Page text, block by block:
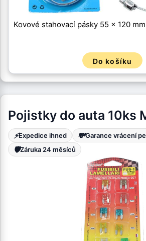
Kovové stahovací pásky 55 x 120
Do košíku
Pojistky do auta 10ks
⚡Expedice ihned 💸Garance vrácení
🛡️Záruka 24 měsíců